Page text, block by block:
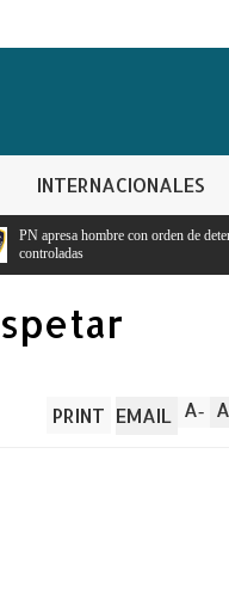
INTERNACIONALES
de detencion por ppresunto trafico de
A
A-
PRINT EMAIL